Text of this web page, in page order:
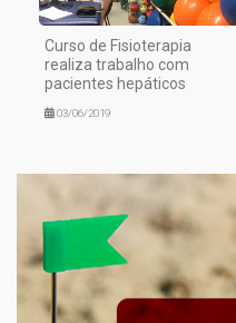
Curso de Fisioterapia
realiza trabalho com
pacientes hepáticos
03/06/2019